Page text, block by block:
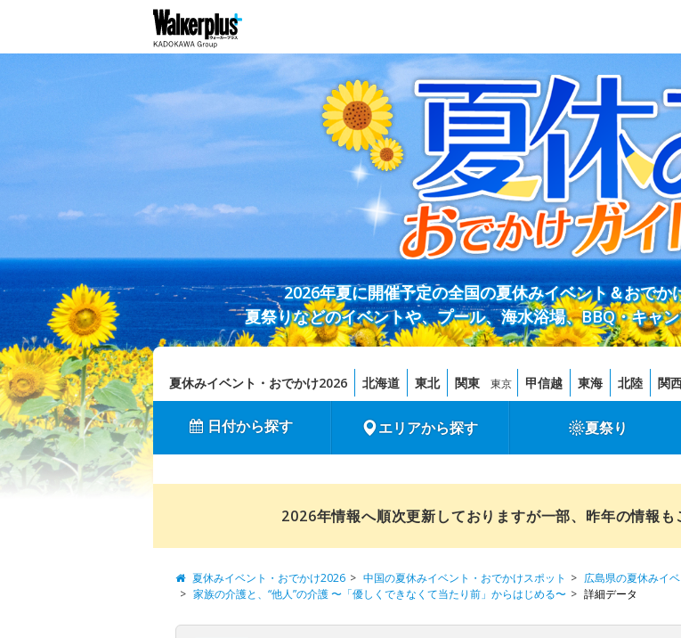
2026年夏に開催予定の全国の夏休みイベント＆おで
夏祭りなどのイベントや、プール、海水浴場、BBQ・キャ
夏休みイベント・おでかけ2026 北海道 東北 関東 東京 甲信越 東海 北陸 関
日付から探す エリアから探す 夏祭り
2026年情報へ順次更新しておりますが一部、昨年の情報も
夏休みイベント・おでかけ2026 中国の夏休みイベント・おでかけスポット 広島県の夏休みイ
家族の介護と、“他人”の介護 〜「優しくできなくて当たり前」からはじめる〜
詳細データ